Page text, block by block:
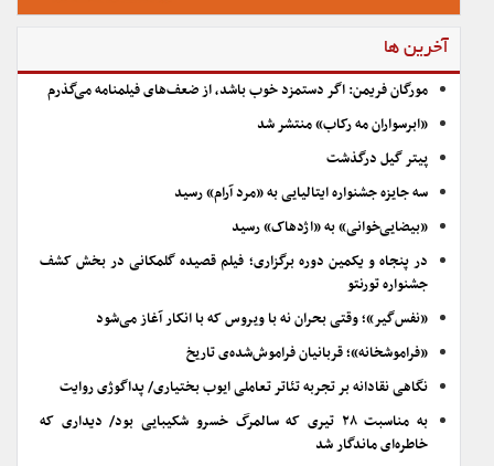
آخرین ها
مورگان فریمن: اگر دستمزد خوب باشد، از ضعف‌های فیلمنامه می‌گذرم
«ابرسواران مه رکاب» منتشر شد
پیتر گیل درگذشت
سه جایزه جشنواره ایتالیایی به «مرد آرام» رسید
«بیضایی‌خوانی» به «اژدهاک» رسید
در پنجاه و یکمین دوره برگزاری؛ فیلم قصیده گلمکانی در بخش کشف
جشنواره تورنتو
«نفس‌گیر»؛ وقتی بحران نه با ویروس که با انکار آغاز می‌شود
«فراموشخانه»؛ قربانیان فراموش‌شده‌ی تاریخ
نگاهی نقادانه بر تجربه تئاتر تعاملی ایوب بختیاری/ پداگوژی روایت
به مناسبت ۲۸ تیری که سالمرگ خسرو شکیبایی بود/ دیداری که
خاطره‌ای ماندگار شد